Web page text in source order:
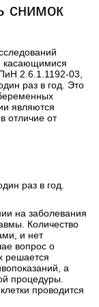
снимок
касающимися
2.6.1.1192-03,
раз в год. Это
являются
отличие от
раз в год.
на заболевания
Количество
и нет
вопрос о
решается
а
процедуры.
проводится